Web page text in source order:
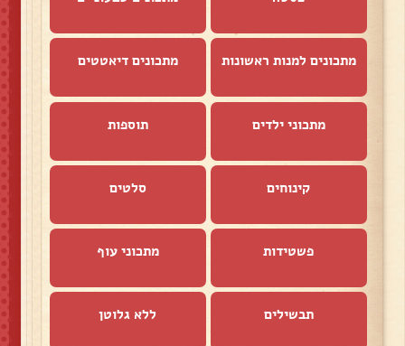
מתכונים למנות ראשונות מתכונים דיאטטים
מתכוני ילדים תוספות
קינוחים סלטים
פשטידות מתכוני עוף
תבשילים ללא גלוטן